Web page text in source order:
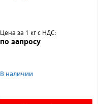
Цена за 1 кгс НДС:
по запросу
В наличии